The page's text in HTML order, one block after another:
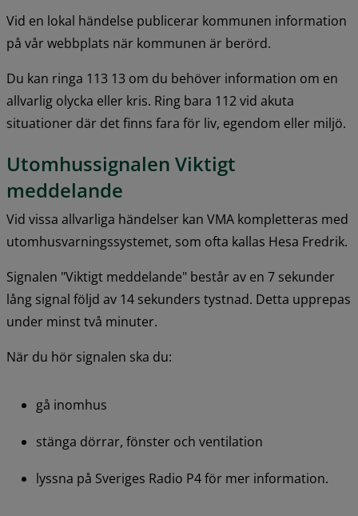
Vid en lokal händelse publicerar kommunen information
på vår webbplats när kommunen är berörd.
Du kan ringa 113 13 om du behöver information om en
allvarlig olycka eller kris. Ring bara 112 vid akuta
situationer där det finns fara för liv, egendom eller miljö.
Utomhussignalen Viktigt
meddelande
Vid vissa allvarliga händelser kan VMA kompletteras med
utomhusvarningssystemet, som ofta kallas Hesa Fredrik.
Signalen "Viktigt meddelande" består av en 7 sekunder
lång signal följd av 14 sekunders tystnad. Detta upprepas
under minst två minuter.
När du hör signalen ska du:
gå inomhus
stänga dörrar, fönster och ventilation
lyssna på Sveriges Radio P4 för mer information.